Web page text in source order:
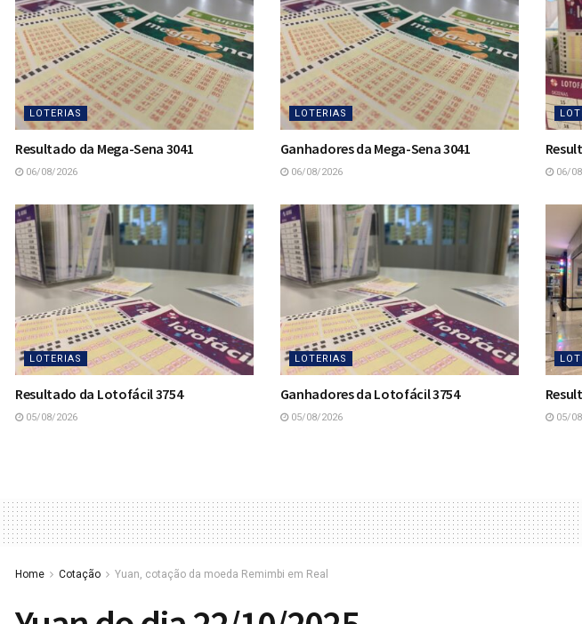
LOTERIAS
Resultado da Mega-Sena 3041
06/08/2026
LOTERIAS
Ganhadores da Mega-Sena 3041
06/08/2026 06/
LOTERIAS
Resultado da Lotofácil 3754
05/08/2026
LOTERIAS
Ganhadores da Lotofácil 3754
05/08/2026 05/
Home Cotação Yuan, cotação da moeda Remimbi em Real